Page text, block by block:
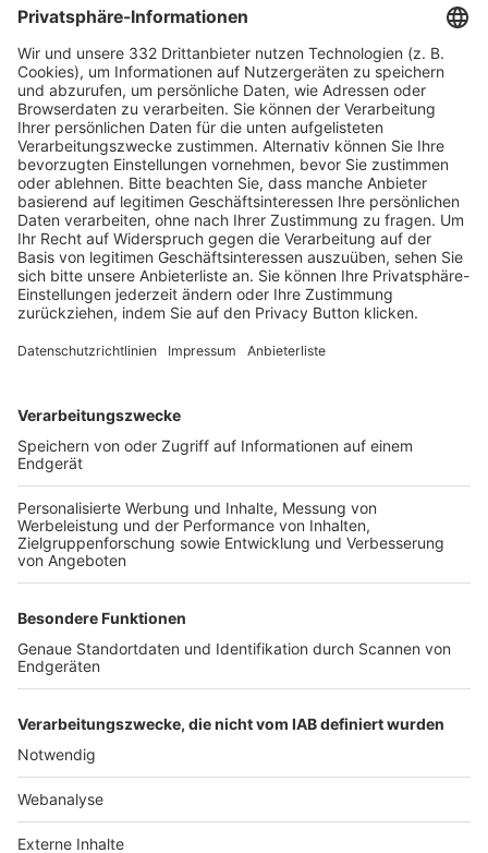
HÄUFIG BESUCHTE SEITEN
Pässe und Vereinswechsel
Trainerausbildung
Schulungsangebot Vereinsmitarbeiter
BFV-Geschäftsstellen
Trainerbörse
Login SpielPlus
FOLGE DEM BFV
TOP-VEREINE
TOP-PARTNER
Nutzungsbedingungen Datenschutz Impressum